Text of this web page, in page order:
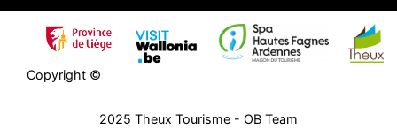
Copyright ©
2025 Theux Tourisme - OB Team